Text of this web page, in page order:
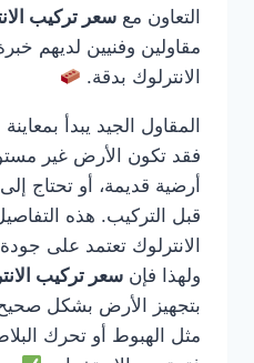
التعاون مع سعر تركيب
مقاولين وفنيين لديهم
الانترلوك بدقة.
المقاول الجيد يبدأ
فقد تكون الأرض غير
أرضية قديمة، أو تحتاج
قبل التركيب. هذه
الانترلوك تعتمد على
ولهذا فإن سعر تركيب
بتجهيز الأرض بشكل
مثل الهبوط أو تحرك